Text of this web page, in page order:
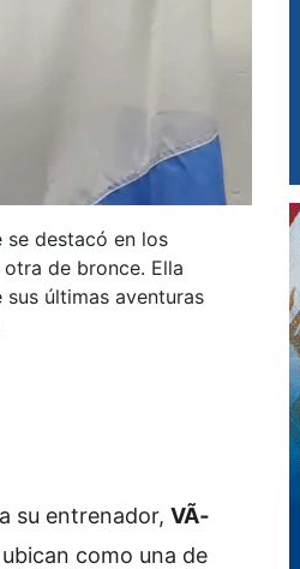
se destacó en los
de bronce. Ella
últimas aventuras
su entrenador, VÃ­
como una de